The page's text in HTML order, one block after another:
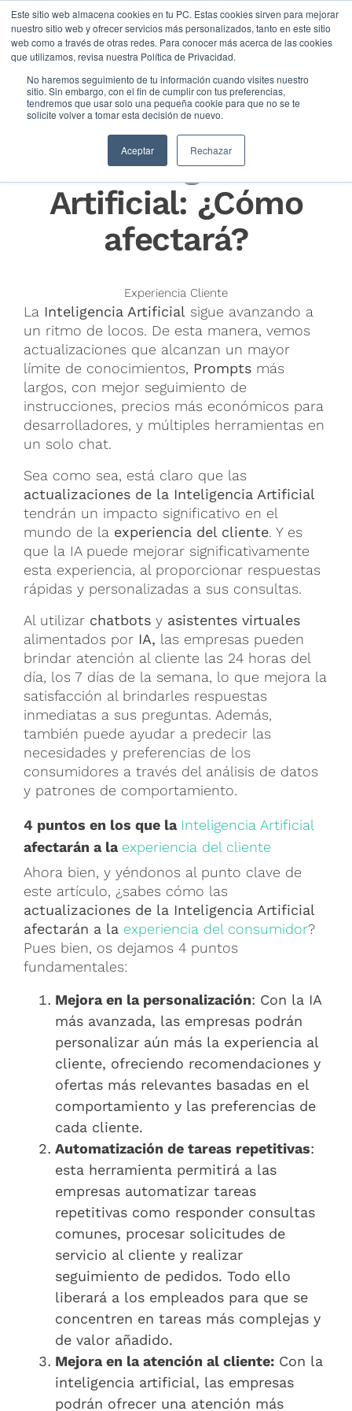
Este sitio web almacena cookies en tu PC. Estas cookies sirven para mejorar
nuestro sitio web y ofrecer servicios más personalizados, tanto en este sitio
web como a través de otras redes. Para conocer más acerca de las cookies
que utilizamos, revisa nuestra Política de Privacidad.
No haremos seguimiento de tu información cuando visites nuestro
sitio. Sin embargo, con el fin de cumplir con tus preferencias,
tendremos que usar solo una pequeña cookie para que no se te
solicite volver a tomar esta decisión de nuevo.
Aceptar Rechazar
Actualizaciones de
la Inteligencia
Artificial: ¿Cómo
afectará?
Experiencia Cliente
La Inteligencia Artificial sigue avanzando a
un ritmo de locos. De esta manera, vemos
actualizaciones que alcanzan un mayor
límite de conocimientos, Prompts más
largos, con mejor seguimiento de
instrucciones, precios más económicos para
desarrolladores, y múltiples herramientas en
un solo chat.
Sea como sea, está claro que las
actualizaciones de la Inteligencia Artificial
tendrán un impacto significativo en el
mundo de la experiencia del cliente. Y es
que la IA puede mejorar significativamente
esta experiencia, al proporcionar respuestas
rápidas y personalizadas a sus consultas.
Al utilizar chatbots y asistentes virtuales
alimentados por IA, las empresas pueden
brindar atención al cliente las 24 horas del
día, los 7 días de la semana, lo que mejora la
satisfacción al brindarles respuestas
inmediatas a sus preguntas. Además,
también puede ayudar a predecir las
necesidades y preferencias de los
consumidores a través del análisis de datos
y patrones de comportamiento.
4 puntos en los que la Inteligencia Artificial
afectarán a la experiencia del cliente
Ahora bien, y yéndonos al punto clave de
este artículo, ¿sabes cómo las
actualizaciones de la Inteligencia Artificial
afectarán a la experiencia del consumidor?
Pues bien, os dejamos 4 puntos
fundamentales:
Mejora en la personalización: Con la IA
más avanzada, las empresas podrán
personalizar aún más la experiencia al
cliente, ofreciendo recomendaciones y
ofertas más relevantes basadas en el
comportamiento y las preferencias de
cada cliente.
Automatización de tareas repetitivas:
esta herramienta permitirá a las
empresas automatizar tareas
repetitivas como responder consultas
comunes, procesar solicitudes de
servicio al cliente y realizar
seguimiento de pedidos. Todo ello
liberará a los empleados para que se
concentren en tareas más complejas y
de valor añadido.
Mejora en la atención al cliente: Con la
inteligencia artificial, las empresas
podrán ofrecer una atención más